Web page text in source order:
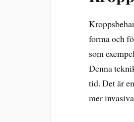
forma och
som
Denna
tid. Det är
mer